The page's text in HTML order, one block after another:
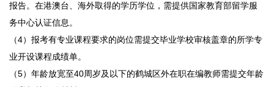
报告。在港澳台、海外取得的学历学位，需提供国家教育部留学服
务中心认证信息。
（4）报考有专业课程要求的岗位需提交毕业学校审核盖章的所学专
业开设课程成绩单。
（5）年龄放宽至40周岁及以下的鹤城区外在职在编教师需提交年龄